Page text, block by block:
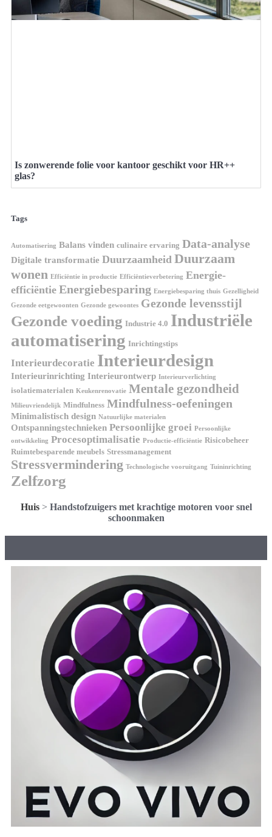
Is zonwerende folie voor kantoor geschikt voor HR++
glas?
Tags
Automatisering Balans vinden culinaire ervaring Data-analyse
Digitale transformatie Duurzaamheid Duurzaam
wonen Efficiëntie in productie Efficiëntieverbetering Energie-
efficiëntie Energiebesparing Energiebesparing thuis Gezelligheid
Gezonde eetgewoonten Gezonde gewoontes Gezonde levensstijl
Gezonde voeding Industrie 4.0 Industriële
automatisering Inrichtingstips
Interieurdecoratie Interieurdesign
Interieurinrichting Interieurontwerp Interieurverlichting
isolatiematerialen Keukenrenovatie Mentale gezondheid
Milieuvriendelijk Mindfulness Mindfulness-oefeningen
Minimalistisch design Natuurlijke materialen
Ontspanningstechnieken Persoonlijke groei Persoonlijke
ontwikkeling Procesoptimalisatie Productie-efficiëntie Risicobeheer
Ruimtebesparende meubels Stressmanagement
Stressvermindering Technologische vooruitgang Tuininrichting
Zelfzorg
Huis> Handstofzuigers met krachtige motoren voor snel
schoonmaken